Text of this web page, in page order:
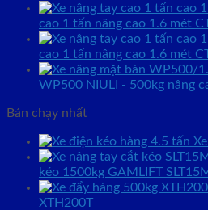
cao 1 tấn nâng cao 1.6 mét
cao 1 tấn nâng cao 1.6 mét
WP500 NIULI - 500kg nâng
Bán chạy nhất
kéo 1500kg GAMLIFT
XTH200T